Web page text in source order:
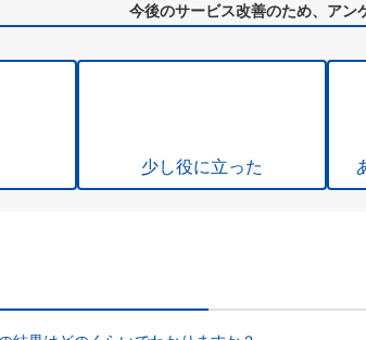
今後のサービス改善のため、アン
少し役に立った